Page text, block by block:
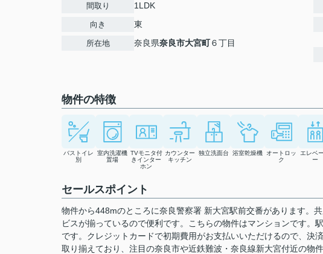
間取り 1LDK
向き 東
所在地 奈良県奈良市大宮町６丁目
物件の特徴
バストイレ
別
室内洗濯機
置場
TVモニタ付
きインター
ホン
カウンター
キッチン
独立洗面台 浴室乾燥機
オートロッ
ク
エレベ
ー
セールスポイント
物件から448mのところに奈良警察署 新大宮駅前交番があります。
ビスが揃っているので便利です。こちらの物件はマンションです。
です。クレジットカードで初期費用がお支払いいただけるので、決
取り揃えており、注目の奈良市や近鉄難波・奈良線新大宮付近の物